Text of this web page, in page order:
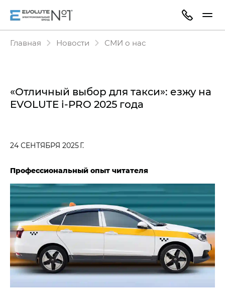
Главная Новости СМИ о нас
«Отличный выбор для такси»: езжу на
EVOLUTE i⁠-⁠PRO​ 2025 года
24 СЕНТЯБРЯ 2025 Г.
Профессиональный опыт читателя